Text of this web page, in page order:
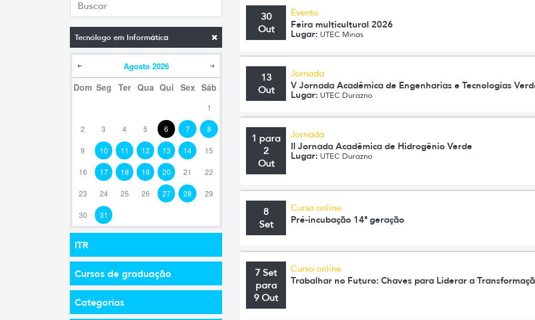
Tecnólogo em Informática
Agosto 2026
Dom Seg Ter Qua Qui Sex Sáb
1
2 3 4 5 6 7 8
9 10 11 12 13 14 15
16 17 18 19 20 21 22
23 24 25 26 27 28 29
30 31
ITR
Cursos de graduação
Categorías
30
Out
Evento
Feira multicultural 2026
Lugar: UTEC Minas
13
Out
Jornada
V Jornada Acadêmica de Engenharias e Tecnologias
Lugar: UTEC Durazno
1 para
2
Out
Jornada
II Jornada Acadêmica de Hidrogênio Verde
Lugar: UTEC Durazno
8
Set
Curso online
Pré-incubação 14ª geração
7 Set
para
9 Out
Curso online
Trabalhar no Futuro: Chaves para Liderar a